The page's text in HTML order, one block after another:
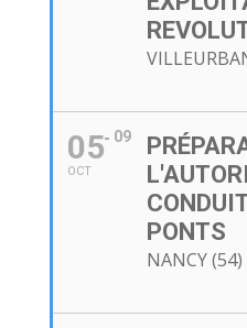
05
OCT
09
PONTS
NANCY (54)